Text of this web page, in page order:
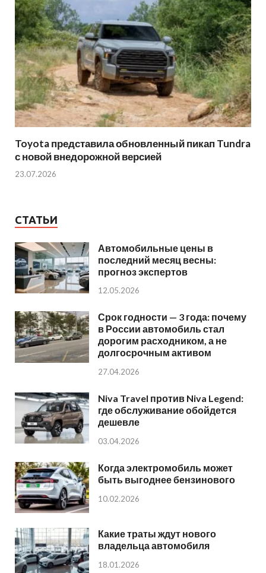
Toyota представила обновленный пикап Tundra
с новой внедорожной версией
23.07.2026
СТАТЬИ
Автомобильные цены в
последний месяц весны:
прогноз экспертов
12.05.2026
Срок годности — 3 года: почему
в России автомобиль стал
дорогим расходником, а не
долгосрочным активом
27.04.2026
Niva Travel против Niva Legend:
где обслуживание обойдется
дешевле
03.04.2026
Когда электромобиль может
быть выгоднее бензинового
10.02.2026
Какие траты ждут нового
владельца автомобиля
18.01.2026